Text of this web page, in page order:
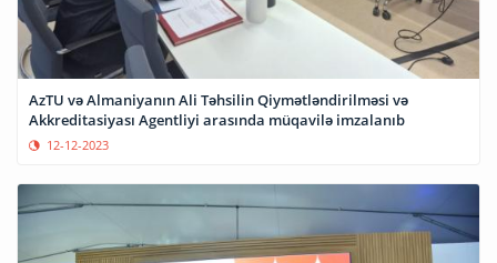
AzTU və Almaniyanın Ali Təhsilin Qiymətləndirilməsi və
Akkreditasiyası Agentliyi arasında müqavilə imzalanıb
12-12-2023